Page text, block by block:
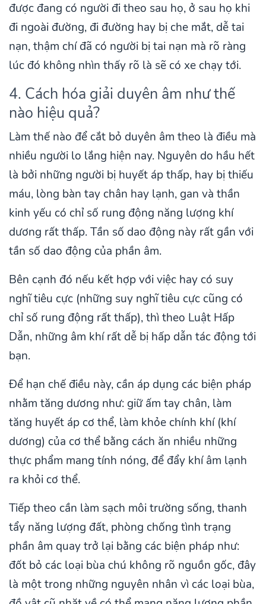
được đang có người đi theo sau họ, ở sau họ khi
đi ngoài đường, đi đường hay bị che mắt, dễ tai
nạn, thậm chí đã có người bị tai nạn mà rõ ràng
lúc đó không nhìn thấy rõ là sẽ có xe chạy tới.
4. Cách hóa giải duyên âm như thế
nào hiệu quả?
Làm thế nào để cắt bỏ duyên âm theo là điều mà
nhiều người lo lắng hiện nay. Nguyên do hầu hết
là bởi những người bị huyết áp thấp, hay bị thiếu
máu, lòng bàn tay chân hay lạnh, gan và thần
kinh yếu có chỉ số rung động năng lượng khí
dương rất thấp. Tần số dao động này rất gần với
tần số dao động của phần âm.
Bên cạnh đó nếu kết hợp với việc hay có suy
nghĩ tiêu cực (những suy nghĩ tiêu cực cũng có
chỉ số rung động rất thấp), thì theo Luật Hấp
Dẫn, những âm khí rất dễ bị hấp dẫn tác động tới
bạn.
Để hạn chế điều này, cần áp dụng các biện pháp
nhằm tăng dương như: giữ ấm tay chân, làm
tăng huyết áp cơ thể, làm khỏe chính khí (khí
dương) của cơ thể bằng cách ăn nhiều những
thực phẩm mang tính nóng, để đẩy khí âm lạnh
ra khỏi cơ thể.
Tiếp theo cần làm sạch môi trường sống, thanh
tẩy năng lượng đất, phòng chống tình trạng
phần âm quay trở lại bằng các biện pháp như:
đốt bỏ các loại bùa chú không rõ nguồn gốc, đây
là một trong những nguyên nhân vì các loại bùa,